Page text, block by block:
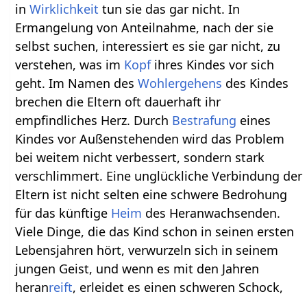
inWirklichkeit tun sie das gar nicht. In
Ermangelung von Anteilnahme, nach der sie
selbst suchen, interessiert es sie gar nicht, zu
verstehen, was im Kopfihres Kindes vor sich
geht. Im Namen desWohlergehens des Kindes
brechen die Eltern oft dauerhaft ihr
empfindliches Herz. Durch Bestrafung eines
Kindes vor Außenstehenden wird das Problem
bei weitem nicht verbessert, sondern stark
verschlimmert. Eine unglückliche Verbindung der
Eltern ist nicht selten eine schwere Bedrohung
für das künftige Heim des Heranwachsenden.
Viele Dinge, die das Kind schon in seinen ersten
Lebensjahren hört, verwurzeln sich in seinem
jungen Geist, und wenn es mit den Jahren
heranreift, erleidet es einen schweren Schock,